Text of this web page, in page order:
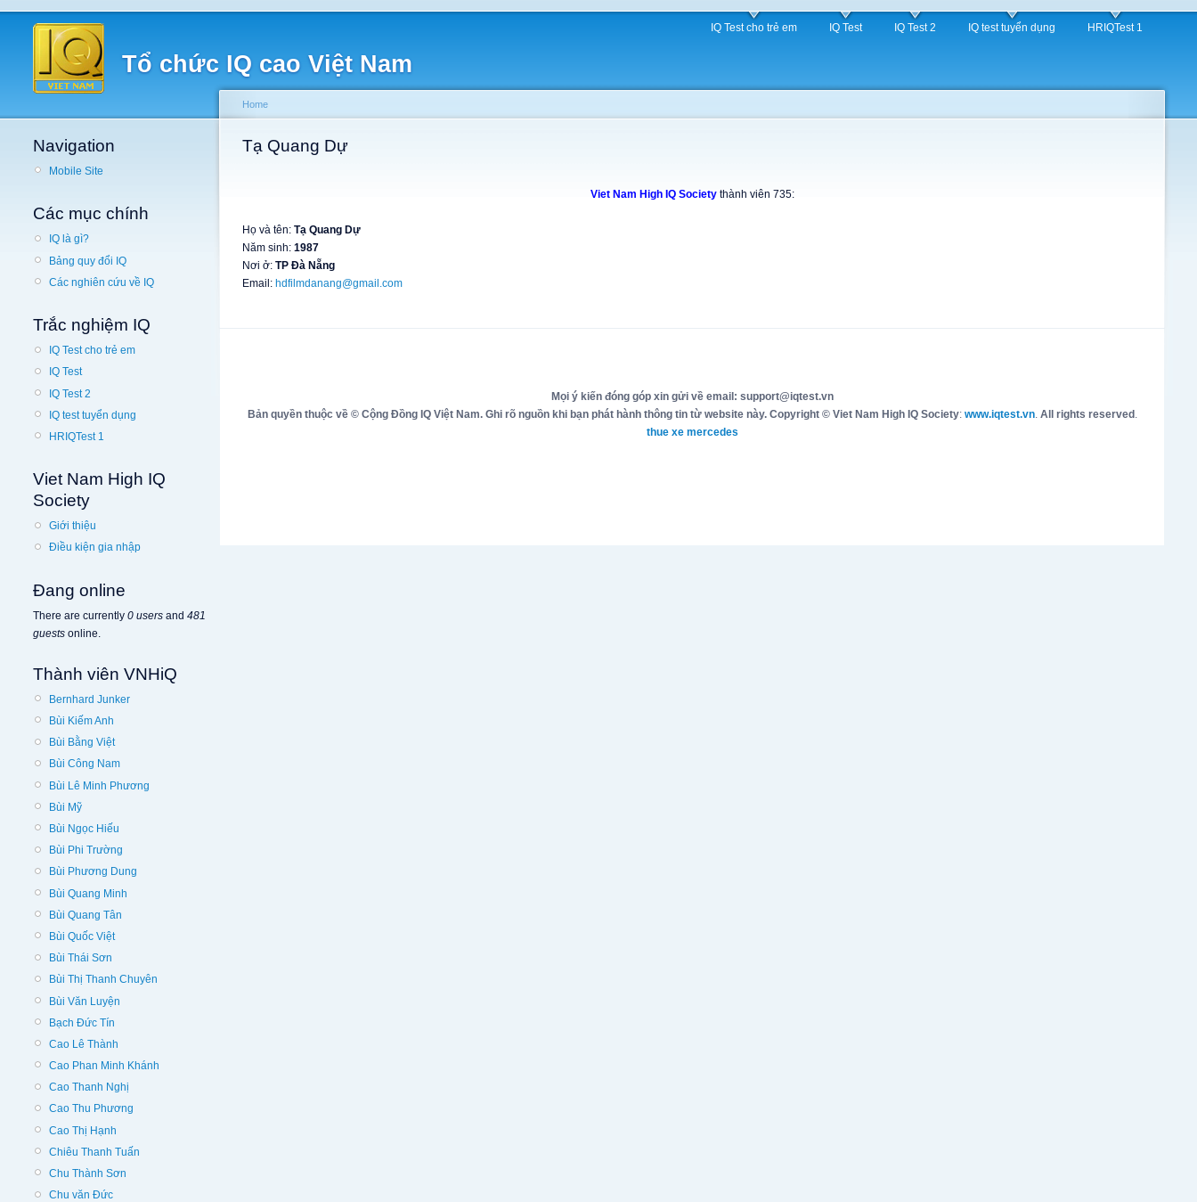
Tổ chức IQ cao Việt Nam
IQ Test cho trẻ em IQ Test IQ Test 2 IQ test tuyển dụng HRIQTest 1
Navigation
Mobile Site
Các mục chính
IQ là gì?
Bảng quy đổi IQ
Các nghiên cứu về IQ
Trắc nghiệm IQ
IQ Test cho trẻ em
IQ Test
IQ Test 2
IQ test tuyển dụng
HRIQTest 1
Viet Nam High IQ
Society
Giới thiệu
Điều kiện gia nhập
Đang online
There are currently 0 users and 481
guests online.
Thành viên VNHiQ
Bernhard Junker
Bùi Kiếm Anh
Bùi Bằng Việt
Bùi Công Nam
Bùi Lê Minh Phương
Bùi Mỹ
Bùi Ngọc Hiếu
Bùi Phi Trường
Bùi Phương Dung
Bùi Quang Minh
Bùi Quang Tân
Bùi Quốc Việt
Bùi Thái Sơn
Bùi Thị Thanh Chuyên
Bùi Văn Luyện
Bạch Đức Tín
Cao Lê Thành
Cao Phan Minh Khánh
Cao Thanh Nghị
Cao Thu Phương
Cao Thị Hạnh
Chiêu Thanh Tuấn
Chu Thành Sơn
Chu văn Đức
Home
Tạ Quang Dự
Viet Nam High IQ Societythành viên 735:
Họ và tên: Tạ Quang Dự
Năm sinh: 1987
Nơi ở: TP Đà Nẵng
Email: hdfilmdanang@gmail.com
Mọi ý kiến đóng góp xin gửi về email: support@iqtest.vn
Bản quyền thuộc về © Cộng Đồng IQ Việt Nam. Ghi rõ nguồn khi bạn phát hành thông tin từ website này. Copyright © Viet Nam High IQ Society: www.iqtest.vn. All rights reserved .
thue xe mercedes